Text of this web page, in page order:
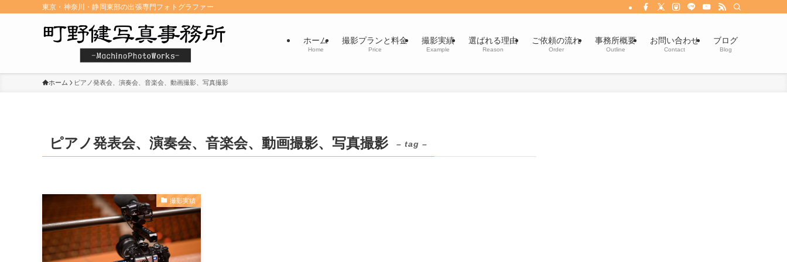
東京・神奈川・静岡東部の出張専門フォトグラファー
ホーム
Home
撮影プランと料金
Price
撮影実績
Example
選ばれる理由
Reason
ご依頼の流れ
Order
事務所概要
Outline
お問い合わせ
Contact
ブログ
Blog
ホーム ピアノ発表会、演奏会、音楽会、動画撮影、写真撮影
ピアノ発表会、演奏会、音楽会、動画撮影、写真撮影 – tag –
撮影実績